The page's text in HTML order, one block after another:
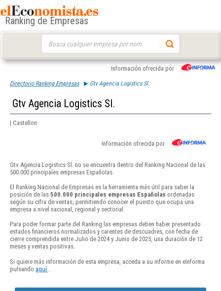
Ranking de Empresas
Información ofrecida por
Directorio Ranking Empresas Gtv Agencia Logistics Sl.
Gtv Agencia Logistics Sl.
| Castellon
Información ofrecida por
Gtv Agencia Logistics Sl. no se encuentra dentro del Ranking Nacional de las
500.000 principales empresas Españolas.
El Ranking Nacional de Empresas es la herramienta más útil para saber la
posición de las 500.000 principales empresas Españolas ordenadas
según su cifra de ventas, permitiendo conocer el puesto que ocupa una
empresa a nivel nacional, regional y sectorial.
Para poder formar parte del Ranking las empresas deben haber presentado
estados financieros normalizados y carentes de descuadres, con fecha de
cierre comprendida entre Julio de 2024 y Junio de 2025, una duración de 12
meses y ventas positivas.
Si quiere más información de esta empresa, acceda a su informe en eInforma
pulsando aquí